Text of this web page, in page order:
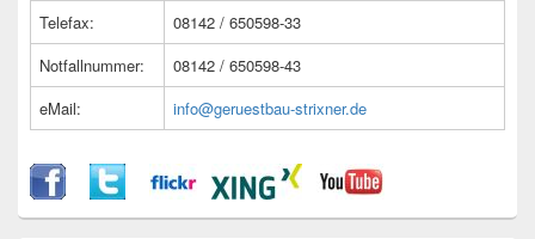
Telefax:
08142 / 650598-33
Notfallnummer:
08142 / 650598-43
eMail:
info@geruestbau-strixner.de